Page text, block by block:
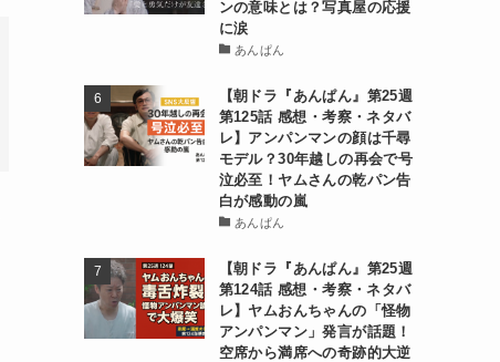
ンの意味とは？写真屋の応援
に涙
あんぱん
【朝ドラ『あんぱん』第25週
第125話 感想・考察・ネタバ
レ】アンパンマンの顔は千尋
モデル？30年越しの再会で号
泣必至！ヤムさんの乾パン告
白が感動の嵐
あんぱん
【朝ドラ『あんぱん』第25週
第124話 感想・考察・ネタバ
レ】ヤムおんちゃんの「怪物
アンパンマン」発言が話題！
空席から満席への奇跡的大逆